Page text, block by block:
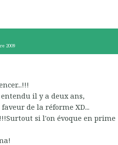
2009
il y a deux ans,
de la réforme XD...
si l'on évoque en prime